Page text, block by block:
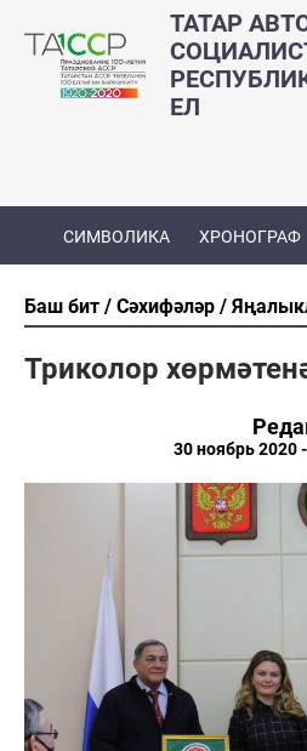
ТАТАР
ЕЛ
СИМВОЛИКА ХРОНОГРАФ
Баш бит Сәхифәләр
Триколор
30 ноябрь 2020